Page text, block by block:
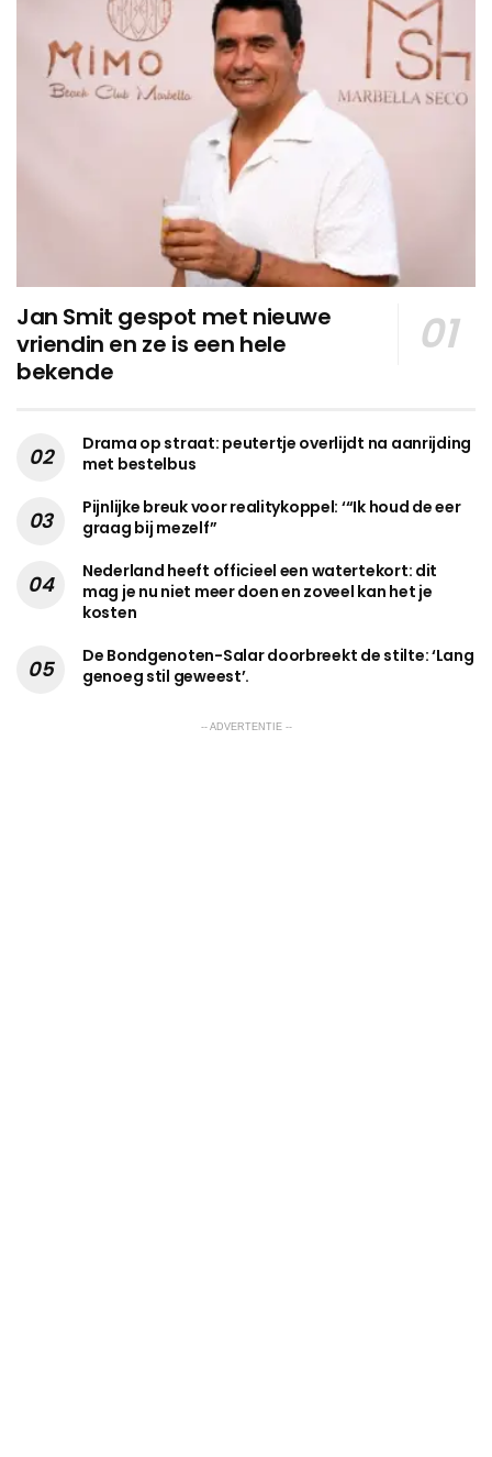
Jan Smit gespot met nieuwe
vriendin en ze is een hele
bekende
Drama op straat: peutertje overlijdt na aanrijding
met bestelbus
Pijnlijke breuk voor realitykoppel: ‘“Ik houd de eer
graag bij mezelf”
Nederland heeft officieel een watertekort: dit
mag je nu niet meer doen en zoveel kan het je
kosten
De Bondgenoten-Salar doorbreekt de stilte: ‘Lang
genoeg stil geweest’.
-- ADVERTENTIE --